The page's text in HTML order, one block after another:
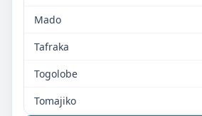
Mado
Tafraka
Togolobe
Tomajiko